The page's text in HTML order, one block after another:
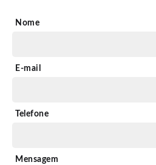
Nome
E-mail
Telefone
Mensagem